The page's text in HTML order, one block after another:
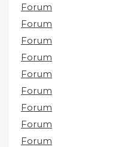
Forum
Forum
Forum
Forum
Forum
Forum
Forum
Forum
Forum